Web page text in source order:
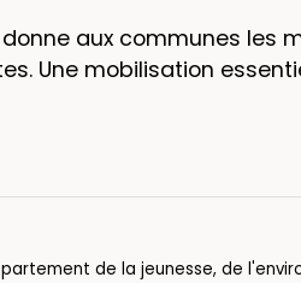
aux communes les
Une mobilisation
de la jeunesse, de